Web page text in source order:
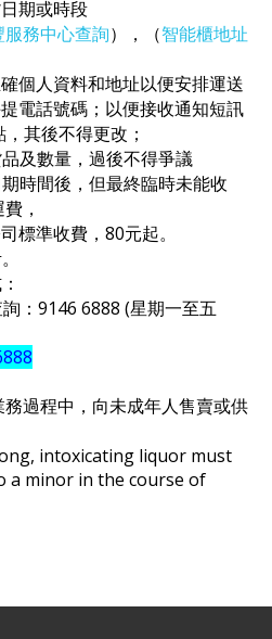
期或時段
服務中心查詢），（智能櫃地址
個人資料和地址以便安排運送
電話號碼；以便接收通知短訊
其後不得更改；
及數量，過後不得爭議
時間後，但最終臨時未能收
，
準收費，80元起。
9146 6888 (星期一至五
務過程中，向未成年人售賣或供
intoxicating liquor must
a minor in the course of